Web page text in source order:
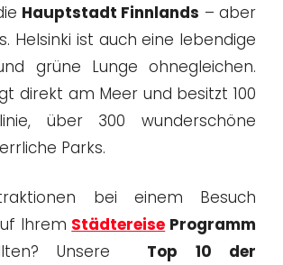
Hauptstadt Finnlands – aber
Helsinki ist auch eine lebendige
grüne Lunge ohnegleichen.
direkt am Meer und besitzt 100
über 300 wunderschöne
Parks.
bei einem Besuch
Ihrem Städtereise Programm
Unsere Top 10 der